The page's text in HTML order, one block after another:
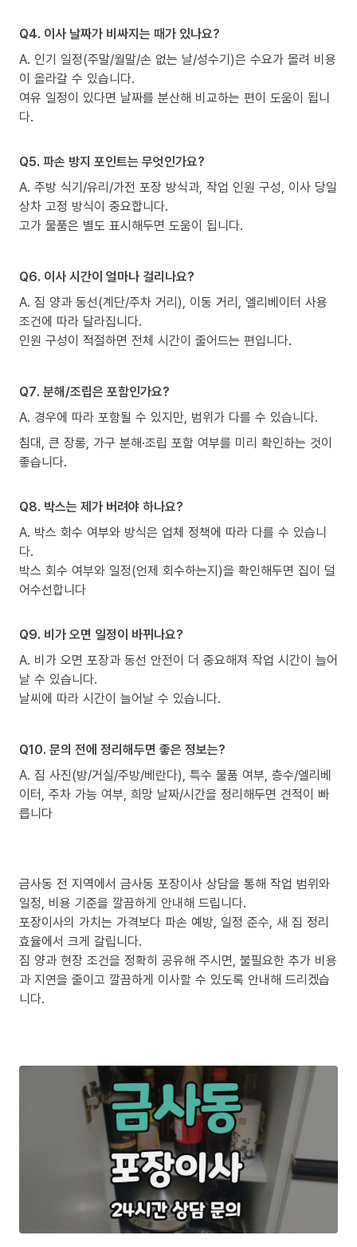
Q4. 이사 날짜가 비싸지는 때가 있나요?
A. 인기 일정(주말/월말/손 없는 날/성수기)은 수요가 몰려 비용
이 올라갈 수 있습니다.
여유 일정이 있다면 날짜를 분산해 비교하는 편이 도움이 됩니
다.
Q5. 파손 방지 포인트는 무엇인가요?
A. 주방 식기/유리/가전 포장 방식과, 작업 인원 구성, 이사 당일
상차 고정 방식이 중요합니다.
고가 물품은 별도 표시해두면 도움이 됩니다.
Q6. 이사 시간이 얼마나 걸리나요?
A. 짐 양과 동선(계단/주차 거리), 이동 거리, 엘리베이터 사용
조건에 따라 달라집니다.
인원 구성이 적절하면 전체 시간이 줄어드는 편입니다.
Q7. 분해/조립은 포함인가요?
A. 경우에 따라 포함될 수 있지만, 범위가 다를 수 있습니다.
침대, 큰 장롱, 가구 분해·조립 포함 여부를 미리 확인하는 것이
좋습니다.
Q8. 박스는 제가 버려야 하나요?
A. 박스 회수 여부와 방식은 업체 정책에 따라 다를 수 있습니
다.
박스 회수 여부와 일정(언제 회수하는지)을 확인해두면 집이 덜
어수선합니다
Q9. 비가 오면 일정이 바뀌나요?
A. 비가 오면 포장과 동선 안전이 더 중요해져 작업 시간이 늘어
날 수 있습니다.
날씨에 따라 시간이 늘어날 수 있습니다.
Q10. 문의 전에 정리해두면 좋은 정보는?
A. 짐 사진(방/거실/주방/베란다), 특수 물품 여부, 층수/엘리베
이터, 주차 가능 여부, 희망 날짜/시간을 정리해두면 견적이 빠
릅니다
금사동 전 지역에서 금사동 포장이사 상담을 통해 작업 범위와
일정, 비용 기준을 깔끔하게 안내해 드립니다.
포장이사의 가치는 가격보다 파손 예방, 일정 준수, 새 집 정리
효율에서 크게 갈립니다.
짐 양과 현장 조건을 정확히 공유해 주시면, 불필요한 추가 비용
과 지연을 줄이고 깔끔하게 이사할 수 있도록 안내해 드리겠습
니다.